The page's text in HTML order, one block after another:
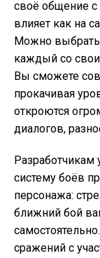
своё общение
влияет как на
Можно выбрать
каждый со
Вы сможете
прокачивая
откроются
диалогов,
Разработчикам
систему боёв
персонажа:
ближний бой
сражений с